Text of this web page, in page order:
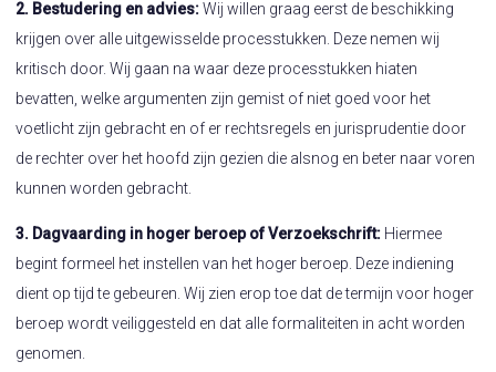
2. Bestudering en advies:Wij willen graag eerst de beschikking
krijgen over alle uitgewisselde processtukken. Deze nemen wij
kritisch door. Wij gaan na waar deze processtukken hiaten
bevatten, welke argumenten zijn gemist of niet goed voor het
voetlicht zijn gebracht en of er rechtsregels en jurisprudentie door
de rechter over het hoofd zijn gezien die alsnog en beter naar voren
kunnen worden gebracht.
3. Dagvaarding in hoger beroep of Verzoekschrift: Hiermee
begint formeel het instellen van het hoger beroep. Deze indiening
dient op tijd te gebeuren. Wij zien erop toe dat de termijn voor hoger
beroep wordt veiliggesteld en dat alle formaliteiten in acht worden
genomen.